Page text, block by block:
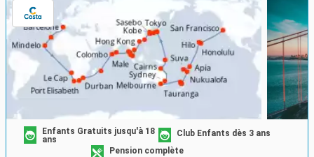
Enfants Gratuits jusqu'à 18
ans
Club Enfants dès 3 ans
Pension complète